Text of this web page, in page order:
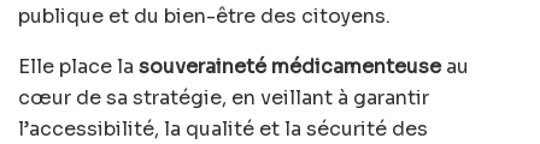
publique et du bien-être des citoyens.
Elle place la souveraineté médicamenteuseau
cœur de sa stratégie, en veillant à garantir
l’accessibilité, la qualité et la sécurité des